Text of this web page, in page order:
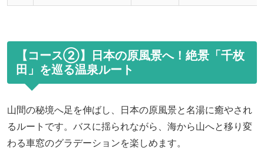
【コース②】日本の原風景へ！絶景「千枚
田」を巡る温泉ルート
山間の秘境へ足を伸ばし、日本の原風景と名湯に癒やされ
るルートです。バスに揺られながら、海から山へと移り変
わる車窓のグラデーションを楽しめます。